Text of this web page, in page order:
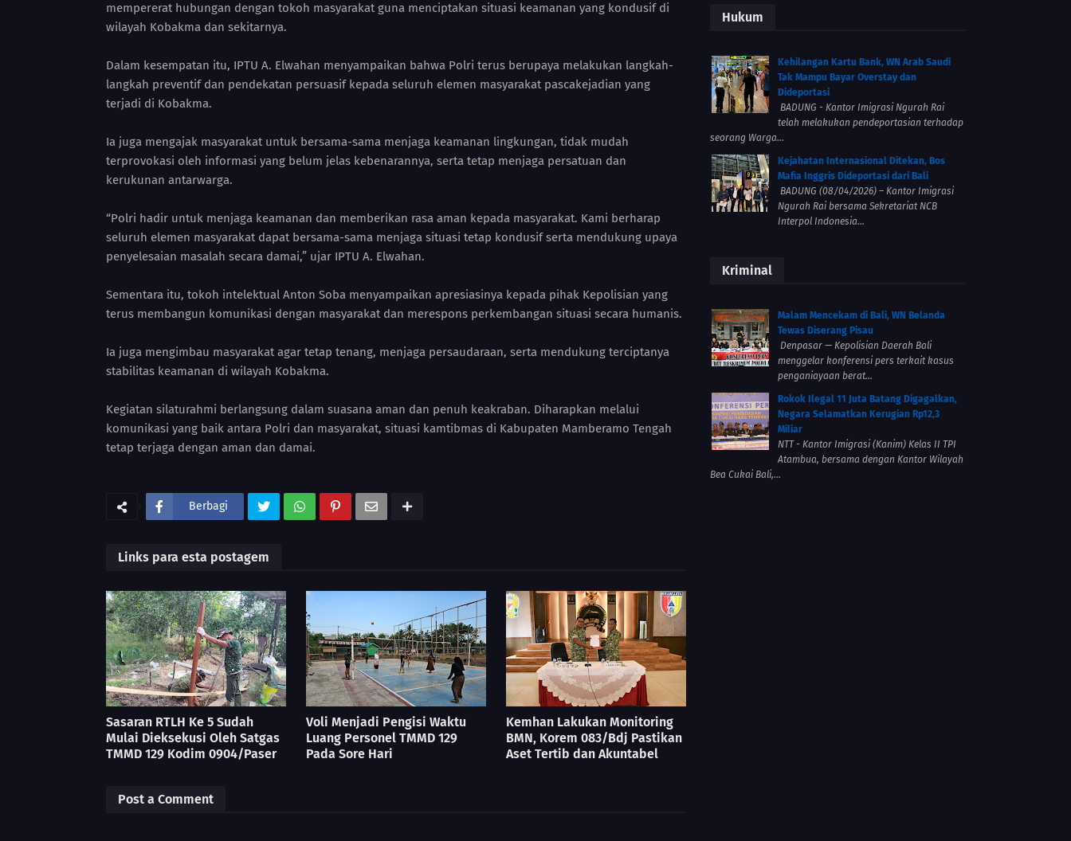
mempererat hubungan dengan tokoh masyarakat guna menciptakan situasi keamanan yang kondusif di
wilayah Kobakma dan sekitarnya.
Dalam kesempatan itu, IPTU A. Elwahan menyampaikan bahwa Polri terus berupaya melakukan langkah-
langkah preventif dan pendekatan persuasif kepada seluruh elemen masyarakat pascakejadian yang
terjadi di Kobakma.
Ia juga mengajak masyarakat untuk bersama-sama menjaga keamanan lingkungan, tidak mudah
terprovokasi oleh informasi yang belum jelas kebenarannya, serta tetap menjaga persatuan dan
kerukunan antarwarga.
“Polri hadir untuk menjaga keamanan dan memberikan rasa aman kepada masyarakat. Kami berharap
seluruh elemen masyarakat dapat bersama-sama menjaga situasi tetap kondusif serta mendukung upaya
penyelesaian masalah secara damai,” ujar IPTU A. Elwahan.
Sementara itu, tokoh intelektual Anton Soba menyampaikan apresiasinya kepada pihak Kepolisian yang
terus membangun komunikasi dengan masyarakat dan merespons perkembangan situasi secara humanis.
Ia juga mengimbau masyarakat agar tetap tenang, menjaga persaudaraan, serta mendukung terciptanya
stabilitas keamanan di wilayah Kobakma.
Kegiatan silaturahmi berlangsung dalam suasana aman dan penuh keakraban. Diharapkan melalui
komunikasi yang baik antara Polri dan masyarakat, situasi kamtibmas di Kabupaten Mamberamo Tengah
tetap terjaga dengan aman dan damai.
Berbagi
Links para esta postagem
Sasaran RTLH Ke 5 Sudah
Mulai Dieksekusi Oleh Satgas
TMMD 129 Kodim 0904/Paser
Voli Menjadi Pengisi Waktu
Luang Personel TMMD 129
Pada Sore Hari
Kemhan Lakukan Monitoring
BMN, Korem 083/Bdj Pastikan
Aset Tertib dan Akuntabel
Post a Comment
Hukum
Kehilangan Kartu Bank, WN Arab Saudi
Tak Mampu Bayar Overstay dan
Dideportasi
BADUNG - Kantor Imigrasi Ngurah Rai
telah melakukan pendeportasian terhadap
seorang Warga...
Kejahatan Internasional Ditekan, Bos
Mafia Inggris Dideportasi dari Bali
BADUNG (08/04/2026) – Kantor Imigrasi
Ngurah Rai bersama Sekretariat NCB
Interpol Indonesia...
Kriminal
Malam Mencekam di Bali, WN Belanda
Tewas Diserang Pisau
Denpasar — Kepolisian Daerah Bali
menggelar konferensi pers terkait kasus
penganiayaan berat...
Rokok Ilegal 11 Juta Batang Digagalkan,
Negara Selamatkan Kerugian Rp12,3
Miliar
NTT - Kantor Imigrasi (Kanim) Kelas II TPI
Atambua, bersama dengan Kantor Wilayah
Bea Cukai Bali,...